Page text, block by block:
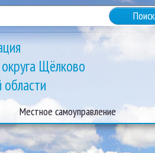
Щёлково
Местное самоуправление